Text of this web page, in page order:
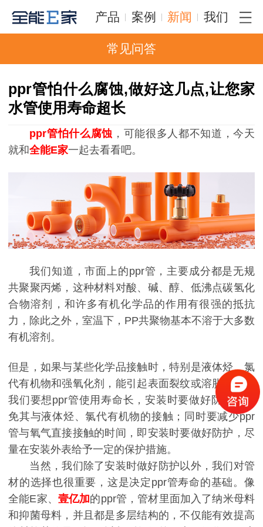
产品 案例 新闻 我们
常见问答
ppr管怕什么腐蚀,做好这几点,让您家
水管使用寿命超长
ppr管怕什么腐蚀 ，可能很多人都不知道，今天
就和全能E家一起去看看吧。
我们知道，市面上的ppr管，主要成分都是无规
共聚聚丙烯，这种材料对酸、碱、醇、低沸点碳氢化
合物溶剂，和许多有机化学品的作用有很强的抵抗
力，除此之外，室温下，PP共聚物基本不溶于大多数
有机溶剂。
但是，如果与某些化学品接触时，特别是液体烃、氯
代有机物和强氧化剂，能引起表面裂纹或溶胀。所以
我们要想ppr管使用寿命长，安装时要做好防护，避
免其与液体烃、氯代有机物的接触；同时要减少ppr
管与氧气直接接触的时间，即安装时要做好防护，尽
量在安装外表给予一定的保护措施。
当然，我们除了安装时做好防护以外，我们对管
材的选择也很重要，这是决定ppr管寿命的基础。像
全能E家、 壹亿加的ppr管，管材里面加入了纳米母料
和抑菌母料，并且都是多层结构的，不仅能有效提高